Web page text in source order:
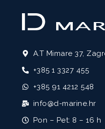
A.T Mimare 37,
+385 1 3327 455
+385 91 4212 548
info@d-marine.hr
Pon – Pet: 8 – 16 h